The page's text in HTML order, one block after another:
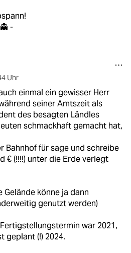
-
Uhr
einmal ein gewisser Herr
seiner Amtszeit als
des besagten Ländles
schmackhaft gemacht hat,
Bahnhof für sage und schreibe
€ (!!!!) unter die Erde verlegt
Gelände könne ja dann
genutzt werden)
war 2021,
geplant (!) 2024.